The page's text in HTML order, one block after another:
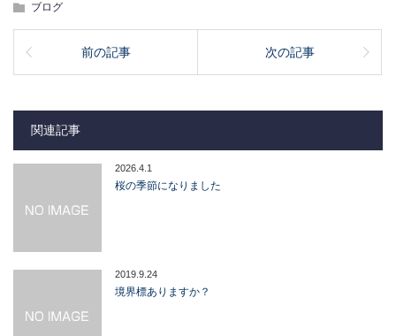
ブログ
前の記事 次の記事
関連記事
2026.4.1
桜の季節になりました
2019.9.24
境界標ありますか？